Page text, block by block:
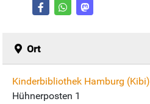
Ort
Kinderbibliothek Hamburg (Kibi)
Hühnerposten 1